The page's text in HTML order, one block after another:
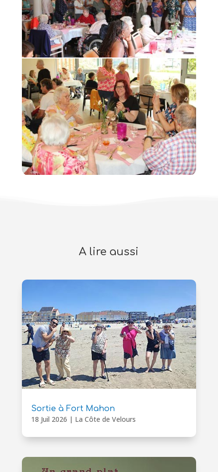
A lire aussi
Sortie à Fort Mahon
18 Juil 2026 | La Côte de Velours